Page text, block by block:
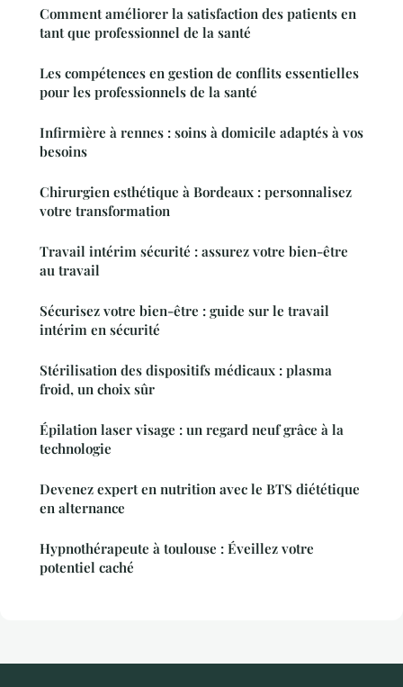
Comment améliorer la satisfaction des patients en
tant que professionnel de la santé
Les compétences en gestion de conflits essentielles
pour les professionnels de la santé
Infirmière à rennes : soins à domicile adaptés à vos
besoins
Chirurgien esthétique à Bordeaux : personnalisez
votre transformation
Travail intérim sécurité : assurez votre bien-être
au travail
Sécurisez votre bien-être : guide sur le travail
intérim en sécurité
Stérilisation des dispositifs médicaux : plasma
froid, un choix sûr
Épilation laser visage : un regard neuf grâce à la
technologie
Devenez expert en nutrition avec le BTS diététique
en alternance
Hypnothérapeute à toulouse : Éveillez votre
potentiel caché